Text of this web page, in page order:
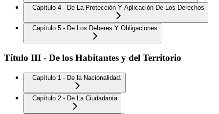
Capítulo 4 - De La Protección Y Aplicación De Los Derechos
Capítulo 5 - De Los Deberes Y Obligaciones
Título III - De los Habitantes y del Territorio
Capítulo 1 - De la Nacionalidad.
Capítulo 2 - De La Ciudadanía